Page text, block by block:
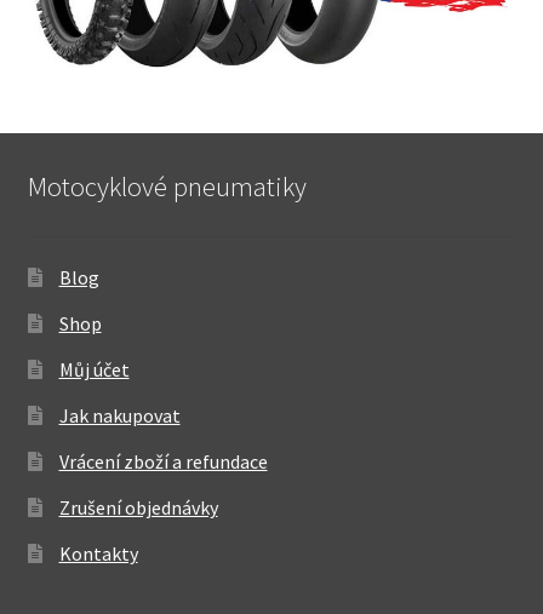
Motocyklové pneumatiky
Blog
Shop
Můj účet
Jak nakupovat
Vrácení zboží a refundace
Zrušení objednávky
Kontakty